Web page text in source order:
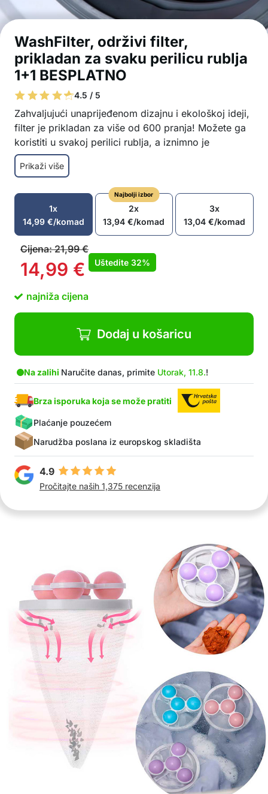
WashFilter, održivi filter,
prikladan za svaku perilicu rublja
1+1 BESPLATNO
4.5 / 5
Zahvaljujući unaprijeđenom dizajnu i ekološkoj ideji,
filter je prikladan za više od 600 pranja! Možete ga
koristiti u svakoj perilici rublja, a iznimno je
jednostavan za korištenje! Jednostavno umetnite
filter u perilicu rublja. Tijekom pranja uhvatit će svu
prljavštinu, dlake i druge sitne čestice koje se nakon
pranja jednostavno uklanjaju s mrežice.
Filter za perilicu hvata dlake, smeće, dlake,
prljavštinu…
Ne oštećuje odjeću prilikom pranja odjeće
Nadograđeni izdržljivi filtar koji je prikladan za
više od 600 pranja
Nakon pranja, odjeća i perilica su čisti
Fina kvalitetna mrežica iz koje ne izlazi
prljavština
Nakon pranja rublja jednostavno ispraznite
mrežicu
Ekološki prihvatljiv izbor
Paket sadrži 1x filter za perilicu rublja + 1x filter
za perilicu rublja GRATIS
Prikaži više
1x
14,99 €/komad
Najbolji izbor
2x
13,94€/komad
3x
13,04€/komad
Cijena:21,99€
14,99 € Uštedite 32%
najniža cijena
Dodaj u košaricu
Na zalihi Naručite danas, primite Utorak, 11.8.!
Brza isporuka koja se može pratiti
Plaćanje pouzećem
Narudžba poslana iz europskog skladišta
4.9
Pročitajte naših 1,375 recenzija